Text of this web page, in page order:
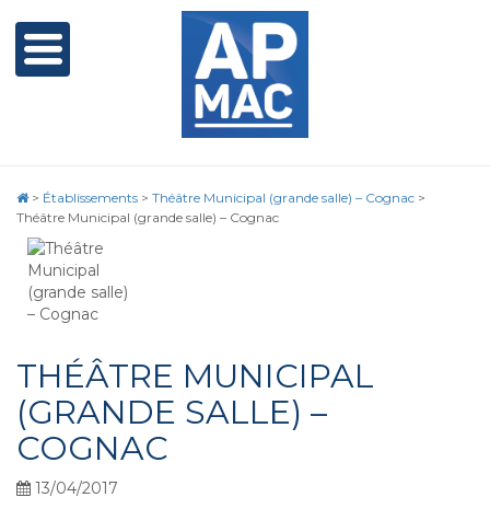
> Établissements > Théâtre Municipal (grande salle) – Cognac >
Théâtre Municipal (grande salle) – Cognac
THÉÂTRE MUNICIPAL
(GRANDE SALLE) –
COGNAC
13/04/2017